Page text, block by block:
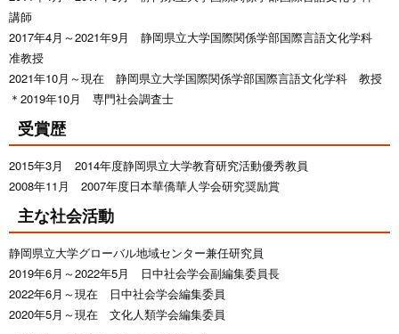
講師
2017年4月～2021年9月 静岡県立大学国際関係学部国際言語文化学科
准教授
2021年10月～現在 静岡県立大学国際関係学部国際言語文化学科 教授
＊2019年10月 専門社会調査士
受賞歴
2015年3月 2014年度静岡県立大学教育研究活動優秀教員
2008年11月 2007年度日本華僑華人学会研究奨励賞
主な社会活動
静岡県立大学グローバル地域センター兼任研究員
2019年6月～2022年5月 日中社会学会副編集委員長
2022年6月～現在 日中社会学会編集委員
2020年5月～現在 文化人類学会編集委員